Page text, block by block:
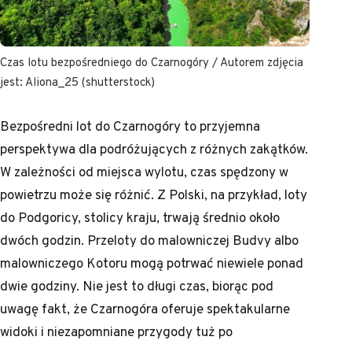
Czas lotu bezpośredniego do Czarnogóry / Autorem zdjęcia
jest: Aliona_25 (shutterstock)
Bezpośredni lot do Czarnogóry to przyjemna
perspektywa dla podróżujących z różnych zakątków.
W zależności od miejsca wylotu, czas spędzony w
powietrzu może się różnić. Z Polski, na przykład, loty
do Podgoricy, stolicy kraju, trwają średnio około
dwóch godzin. Przeloty do malowniczej Budvy albo
malowniczego Kotoru mogą potrwać niewiele ponad
dwie godziny. Nie jest to długi czas, biorąc pod
uwagę fakt, że Czarnogóra oferuje spektakularne
widoki i niezapomniane przygody tuż po